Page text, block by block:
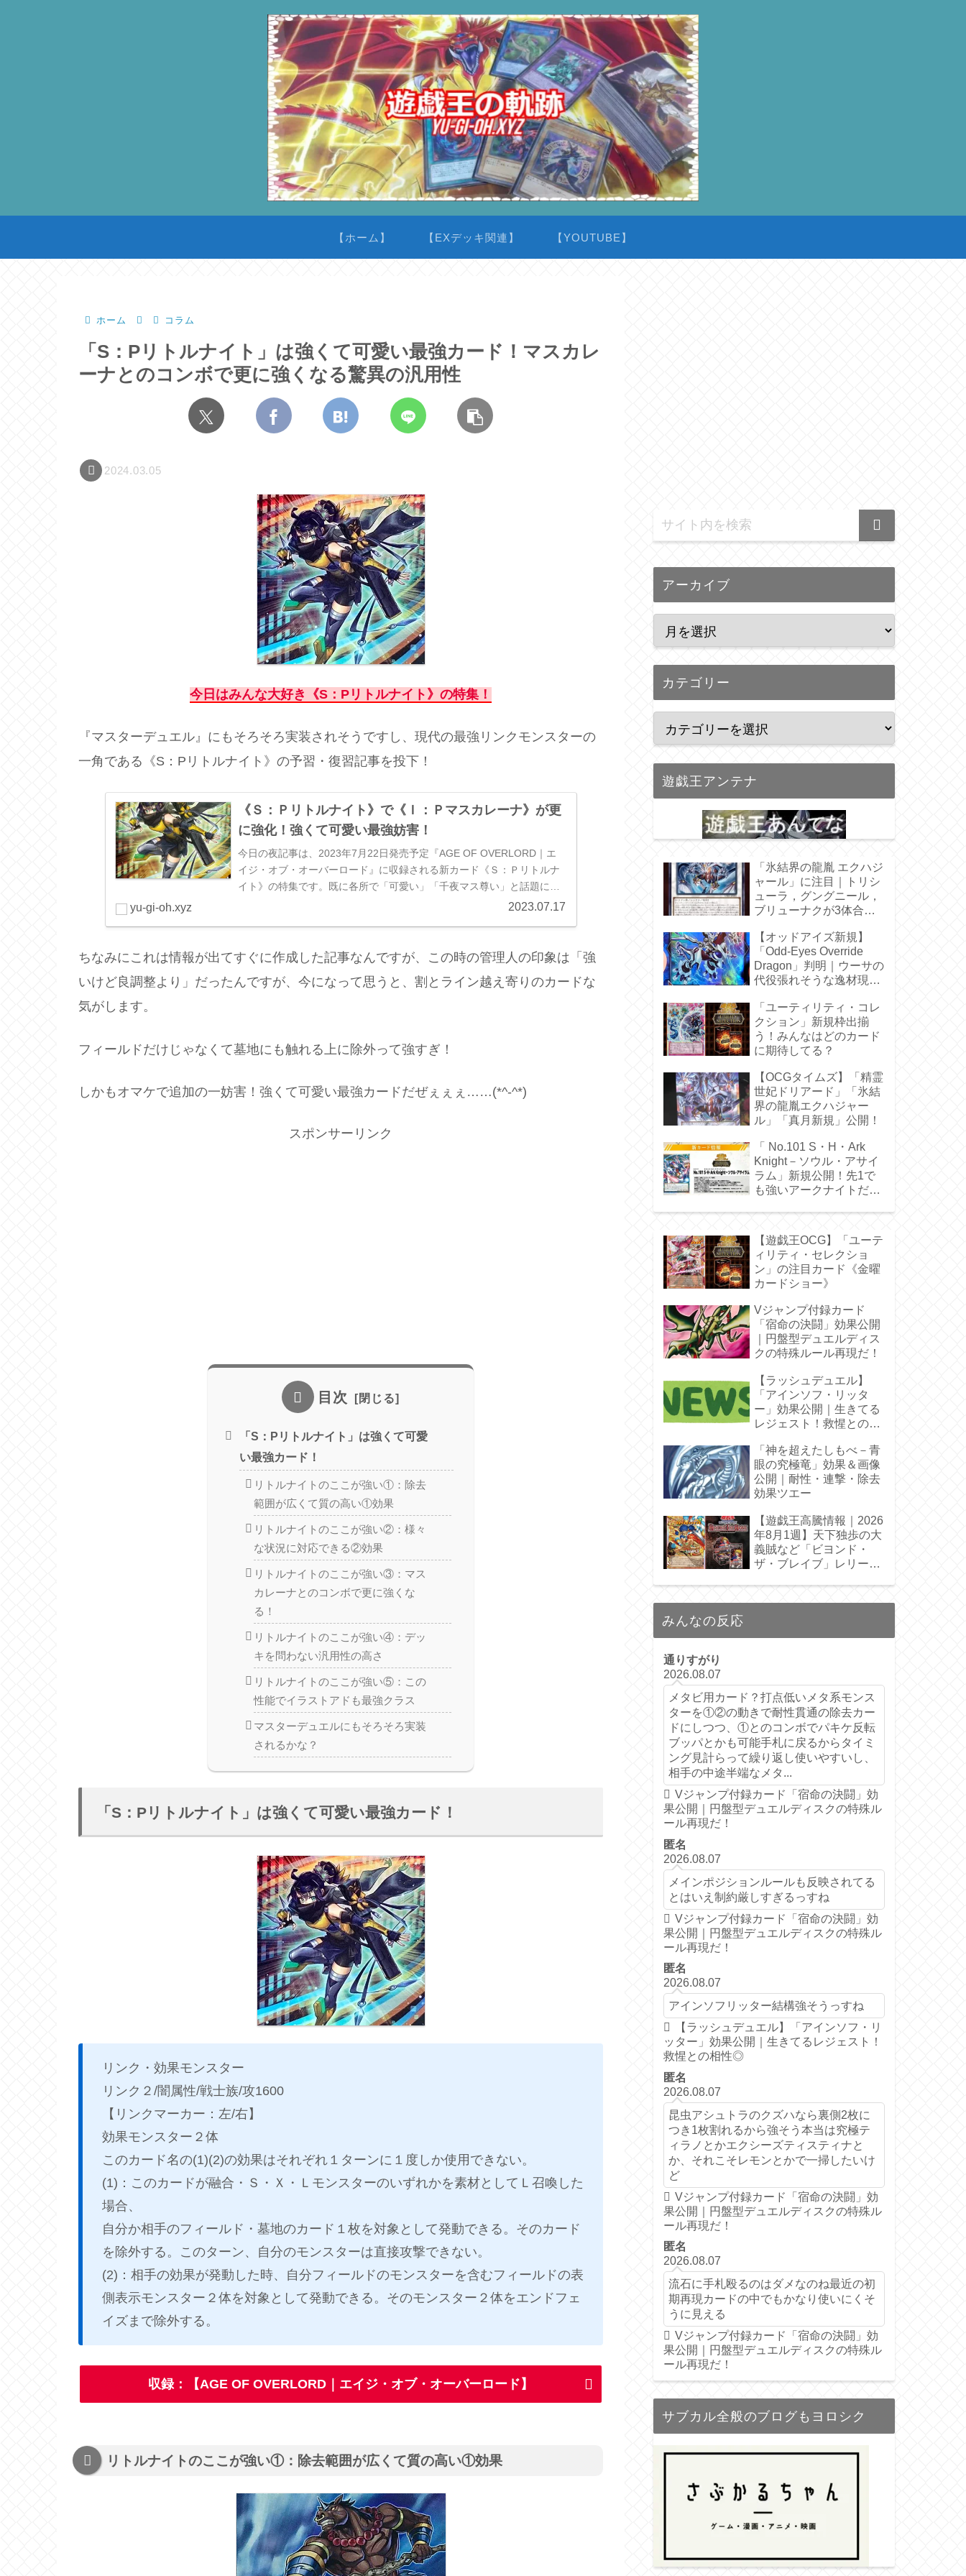
【ホーム】 【EXデッキ関連】 【YOUTUBE】
ホーム コラム
「S：Pリトルナイト」は強くて可愛い最強カード！マスカレ
ーナとのコンボで更に強くなる驚異の汎用性
2024.03.05
今日はみんな大好き《S：Pリトルナイト》の特集！
『マスターデュエル』にもそろそろ実装されそうですし、現代の最強リンクモンスターの
一角である《S：Pリトルナイト》の予習・復習記事を投下！
《Ｓ：Ｐリトルナイト》で《Ｉ：Ｐマスカレーナ》が更
に強化！強くて可愛い最強妨害！
今日の夜記事は、2023年7月22日発売予定『AGE OF OVERLORD｜エ
イジ・オブ・オーバーロード』に収録される新カード《Ｓ：Ｐリトルナ
イト》の特集です。既に各所で「可愛い」「千夜マス尊い」と話題にな
yu-gi-oh.xyz 2023.07.17
ちなみにこれは情報が出てすぐに作成した記事なんですが、この時の管理人の印象は「強
いけど良調整より」だったんですが、今になって思うと、割とライン越え寄りのカードな
気がします。
フィールドだけじゃなくて墓地にも触れる上に除外って強すぎ！
しかもオマケで追加の一妨害！強くて可愛い最強カードだぜぇぇぇ……(*^-^*)
スポンサーリンク
目次
「S：Pリトルナイト」は強くて可愛
い最強カード！
リトルナイトのここが強い①：除去
範囲が広くて質の高い①効果
リトルナイトのここが強い②：様々
な状況に対応できる②効果
リトルナイトのここが強い③：マス
カレーナとのコンボで更に強くな
る！
リトルナイトのここが強い④：デッ
キを問わない汎用性の高さ
リトルナイトのここが強い⑤：この
性能でイラストアドも最強クラス
マスターデュエルにもそろそろ実装
されるかな？
「S：Pリトルナイト」は強くて可愛い最強カード！
リンク・効果モンスター
リンク２/闇属性/戦士族/攻1600
【リンクマーカー：左/右】
効果モンスター２体
このカード名の(1)(2)の効果はそれぞれ１ターンに１度しか使用できない。
(1)：このカードが融合・Ｓ・Ｘ・Ｌモンスターのいずれかを素材としてＬ召喚した
場合、
自分か相手のフィールド・墓地のカード１枚を対象として発動できる。そのカード
を除外する。このターン、自分のモンスターは直接攻撃できない。
(2)：相手の効果が発動した時、自分フィールドのモンスターを含むフィールドの表
側表示モンスター２体を対象として発動できる。そのモンスター２体をエンドフェ
イズまで除外する。
収録：【AGE OF OVERLORD｜エイジ・オブ・オーバーロード】
リトルナイトのここが強い①：除去範囲が広くて質の高い①効果
アーカイブ
カテゴリー
遊戯王アンテナ
「氷結界の龍胤 エクハジ
ャール」に注目｜トリシ
ューラ，グングニール，
ブリューナクが3体合
【オッドアイズ新規】
「Odd-Eyes Override
Dragon」判明｜ウーサの
代役張れそうな逸材現
「ユーティリティ・コレ
クション」新規枠出揃
う！みんなはどのカード
に期待してる？
【OCGタイムズ】「精霊
世妃ドリアード」「氷結
界の龍胤エクハジャー
ル」「真月新規」公開！
「 No.101 S・H・Ark
Knight－ソウル・アサイ
ラム」新規公開！先1で
も強いアークナイトだ
【遊戯王OCG】「ユーテ
ィリティ・セレクショ
ン」の注目カード《金曜
カードショー》
Vジャンプ付録カード
「宿命の決闘」効果公開
｜円盤型デュエルディス
クの特殊ルール再現だ！
【ラッシュデュエル】
「アインソフ・リッタ
ー」効果公開｜生きてる
レジェスト！救惺との相
「神を超えたしもべ－青
眼の究極竜」効果＆画像
公開｜耐性・連撃・除去
効果ツエー
【遊戯王高騰情報｜2026
年8月1週】天下独歩の大
義賊など「ビヨンド・
ザ・ブレイブ」レリーフ
みんなの反応
通りすがり
2026.08.07
メタビ用カード？打点低いメタ系モンス
ターを①②の動きで耐性貫通の除去カー
ドにしつつ、①とのコンボでパキケ反転
ブッパとかも可能手札に戻るからタイミ
ング見計らって繰り返し使いやすいし、
相手の中途半端なメタ...
Vジャンプ付録カード「宿命の決闘」効
果公開｜円盤型デュエルディスクの特殊ル
ール再現だ！
匿名
2026.08.07
メインポジションルールも反映されてる
とはいえ制約厳しすぎるっすね
Vジャンプ付録カード「宿命の決闘」効
果公開｜円盤型デュエルディスクの特殊ル
ール再現だ！
匿名
2026.08.07
アインソフリッター結構強そうっすね
【ラッシュデュエル】「アインソフ・リ
ッター」効果公開｜生きてるレジェスト！
救惺との相性◎
匿名
2026.08.07
昆虫アシュトラのクズハなら裏側2枚に
つき1枚割れるから強そう本当は究極テ
ィラノとかエクシーズティスティナと
か、それこそレモンとかで一掃したいけ
ど
Vジャンプ付録カード「宿命の決闘」効
果公開｜円盤型デュエルディスクの特殊ル
ール再現だ！
匿名
2026.08.07
流石に手札殴るのはダメなのね最近の初
期再現カードの中でもかなり使いにくそ
うに見える
Vジャンプ付録カード「宿命の決闘」効
果公開｜円盤型デュエルディスクの特殊ル
ール再現だ！
サブカル全般のブログもヨロシク